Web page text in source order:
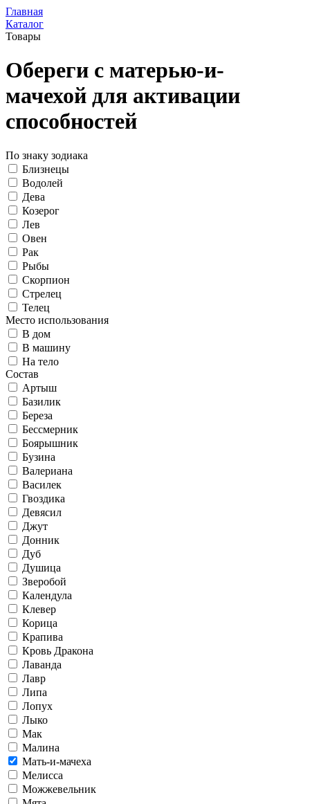
Главная
Каталог
Товары
Обереги с матерью-и-
мачехой для активации
способностей
По знаку зодиака
Близнецы
Водолей
Дева
Козерог
Лев
Овен
Рак
Рыбы
Скорпион
Стрелец
Телец
Место использования
В дом
В машину
На тело
Состав
Артыш
Базилик
Береза
Бессмерник
Боярышник
Бузина
Валериана
Василек
Гвоздика
Девясил
Джут
Донник
Дуб
Душица
Зверобой
Календула
Клевер
Корица
Крапива
Кровь Дракона
Лаванда
Лавр
Липа
Лопух
Лыко
Мак
Малина
Мать-и-мачеха
Мелисса
Можжевельник